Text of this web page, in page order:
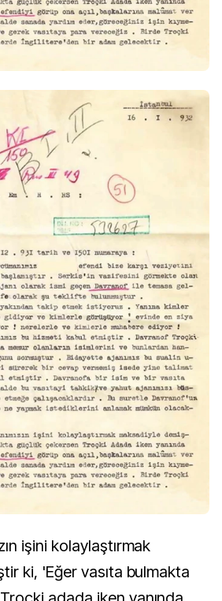
işini kolaylaştırmak
ki, 'Eğer vasıta bulmakta